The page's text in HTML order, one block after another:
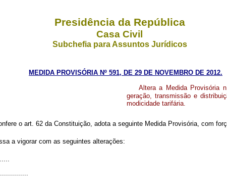
Presidência da República
Casa Civil
Subchefia para Assuntos Jurídicos
MEDIDA PROVISÓRIA Nº 591, DE 29 DE NOVEMBRO DE 2012.
Altera a Medida Provisória
geração, transmissão e
modicidade tarifária.
o art. 62 da Constituição, adota a seguinte Medida Provisória, com
a vigorar com as seguintes alterações: